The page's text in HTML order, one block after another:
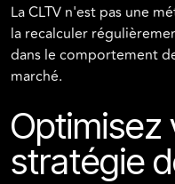
La CLTV n'est pas une
la recalculer
dans le comportement
marché.
Optimisez
stratégie